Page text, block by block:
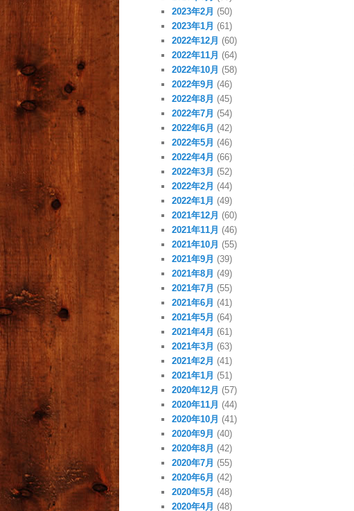
2023年2月 (50)
2023年1月 (61)
2022年12月 (60)
2022年11月 (64)
2022年10月 (58)
2022年9月 (46)
2022年8月 (45)
2022年7月 (54)
2022年6月 (42)
2022年5月 (46)
2022年4月 (66)
2022年3月 (52)
2022年2月 (44)
2022年1月 (49)
2021年12月 (60)
2021年11月 (46)
2021年10月 (55)
2021年9月 (39)
2021年8月 (49)
2021年7月 (55)
2021年6月 (41)
2021年5月 (64)
2021年4月 (61)
2021年3月 (63)
2021年2月 (41)
2021年1月 (51)
2020年12月 (57)
2020年11月 (44)
2020年10月 (41)
2020年9月 (40)
2020年8月 (42)
2020年7月 (55)
2020年6月 (42)
2020年5月 (48)
2020年4月 (48)